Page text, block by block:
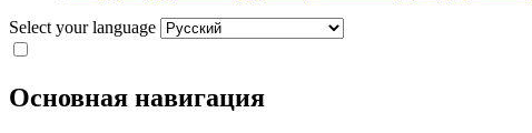
Select your language
Основная навигация